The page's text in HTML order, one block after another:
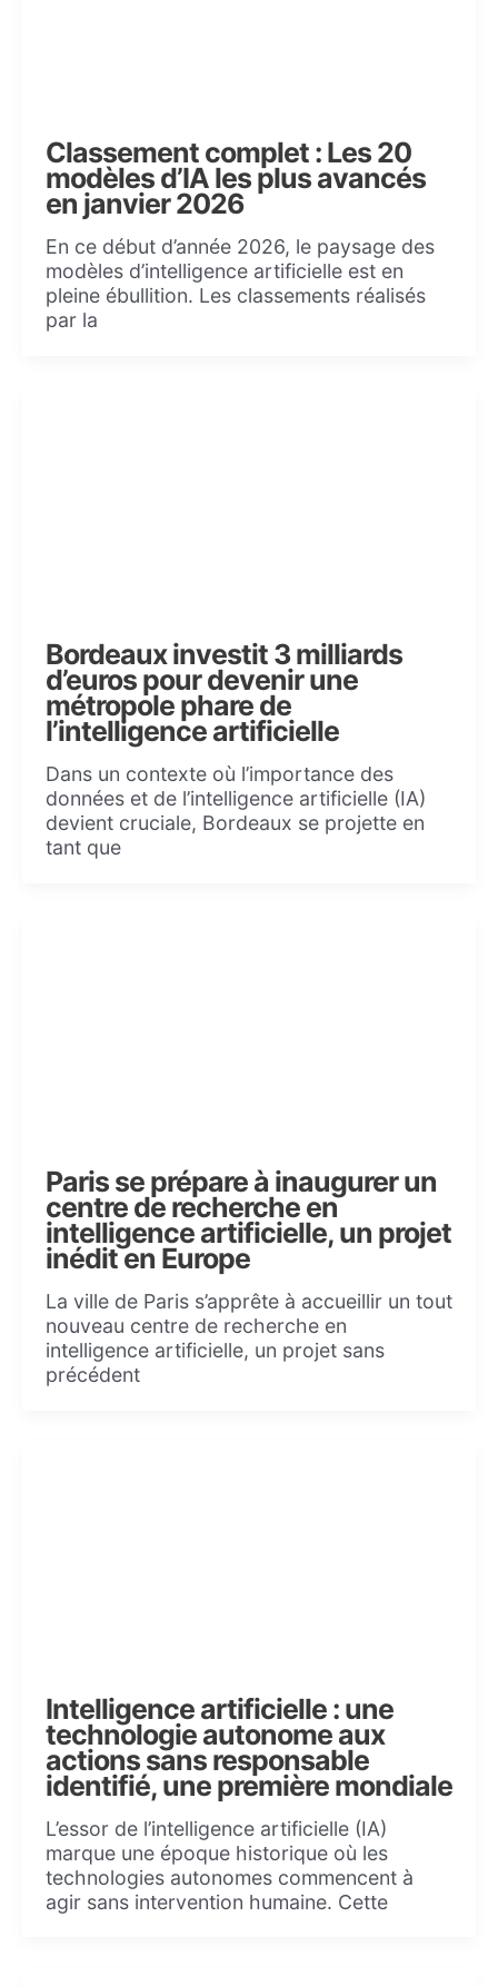
Classement complet : Les 20
modèles d’IA les plus avancés
en janvier 2026
En ce début d’année 2026, le paysage des
modèles d’intelligence artificielle est en
pleine ébullition. Les classements réalisés
par la
Bordeaux investit 3 milliards
d’euros pour devenir une
métropole phare de
l’intelligence artificielle
Dans un contexte où l’importance des
données et de l’intelligence artificielle (IA)
devient cruciale, Bordeaux se projette en
tant que
Paris se prépare à inaugurer un
centre de recherche en
intelligence artificielle, un projet
inédit en Europe
La ville de Paris s’apprête à accueillir un tout
nouveau centre de recherche en
intelligence artificielle, un projet sans
précédent
Intelligence artificielle : une
technologie autonome aux
actions sans responsable
identifié, une première mondiale
L’essor de l’intelligence artificielle (IA)
marque une époque historique où les
technologies autonomes commencent à
agir sans intervention humaine. Cette